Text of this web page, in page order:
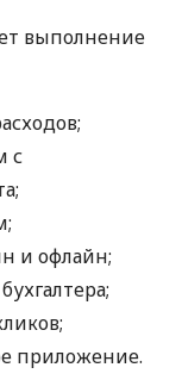
выполнение
с
и офлайн;
приложение.